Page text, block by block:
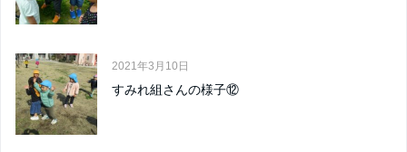
2021年3月10日
すみれ組さんの様子⑫